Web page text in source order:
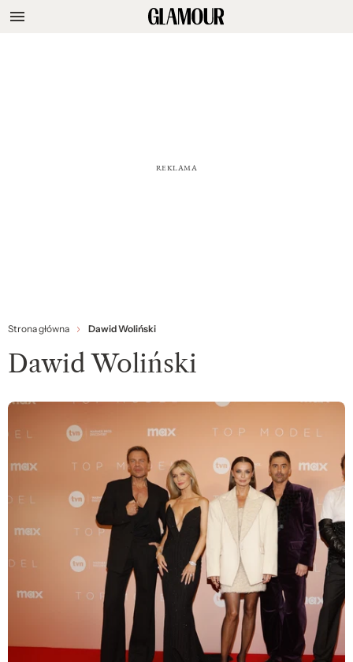
Strona główna Dawid Woliński
Dawid Woliński